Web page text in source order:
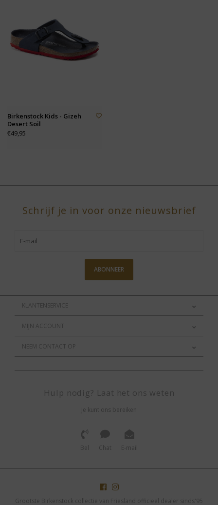
Birkenstock Kids - Gizeh
Desert Soil
€49,95
Schrijf je in voor onze nieuwsbrief
ABONNEER
KLANTENSERVICE
MIJN ACCOUNT
NEEM CONTACT OP
Hulp nodig? Laat het ons weten
Je kunt ons bereiken
Bel Chat E-mail
Grootste Birkenstock collectie van Friesland officieel dealer sinds'95